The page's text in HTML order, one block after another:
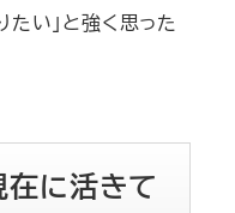
たい」と強く思った
に活きて